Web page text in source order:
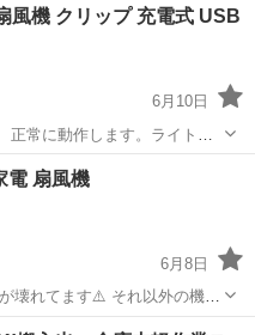
風機 クリップ 充電式 USB
6月10日
常に動作します。ライトも
す。 臭い，ベタツキ等はあり
ています （画像３枚目参照。
空調家電
電 扇風機
6月8日
壊れてます⚠️ それ以外の機能
コン）は使えます。
節、空調家電 空調